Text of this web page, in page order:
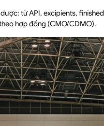
từ API, excipients, finished
hợp đồng (CMO/CDMO).